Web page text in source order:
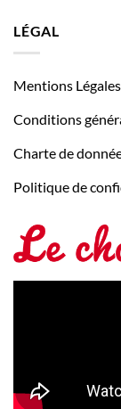
LÉGAL
Mentions Légales
Conditions
Charte de
Politique de